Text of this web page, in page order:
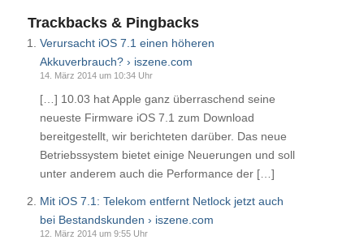
Trackbacks & Pingbacks
Verursacht iOS 7.1 einen höheren
Akkuverbrauch? › iszene.com
14. März 2014 um 10:34 Uhr
[…] 10.03 hat Apple ganz überraschend seine
neueste Firmware iOS 7.1 zum Download
bereitgestellt, wir berichteten darüber. Das neue
Betriebssystem bietet einige Neuerungen und soll
unter anderem auch die Performance der […]
Mit iOS 7.1: Telekom entfernt Netlock jetzt auch
bei Bestandskunden › iszene.com
12. März 2014 um 9:55 Uhr